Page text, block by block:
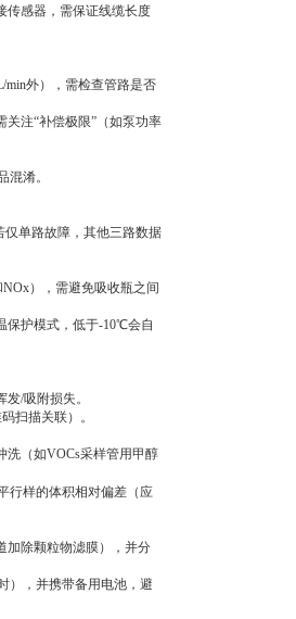
传感器，需保证线缆长度
min外），需检查管路是否
注“补偿极限”（如泵功率
混淆。
仅单路故障，其他三路数据
），需避免吸收瓶之间
保护模式，低于-10℃会自
发/吸附损失。
扫描关联）。
洗（如VOCs采样管用甲醇
行样的体积相对偏差（应
加除颗粒物滤膜），并分
），并携带备用电池，避